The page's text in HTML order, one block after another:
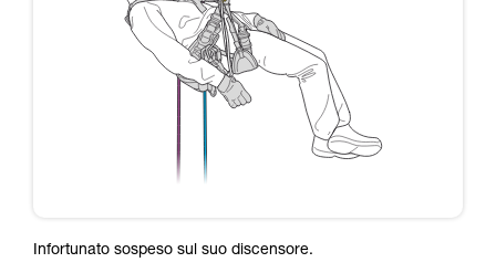
Infortunato sospeso sul suo discensore.